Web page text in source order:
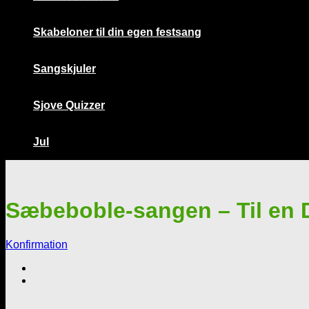
Skabeloner til din egen festsang
Sangskjuler
Sjove Quizzer
Jul
Sæbeboble-sangen – Til en
Konfirmation